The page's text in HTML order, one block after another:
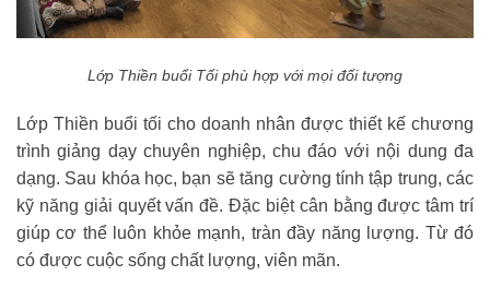
Lớp Thiền buổi Tối phù hợp với mọi đối tượng
Lớp Thiền buổi tối cho doanh nhân được thiết kế chương
trình giảng dạy chuyên nghiệp, chu đáo với nội dung đa
dạng. Sau khóa học, bạn sẽ tăng cường tính tập trung, các
kỹ năng giải quyết vấn đề. Đặc biệt cân bằng được tâm trí
giúp cơ thể luôn khỏe mạnh, tràn đầy năng lượng. Từ đó
có được cuộc sống chất lượng, viên mãn.